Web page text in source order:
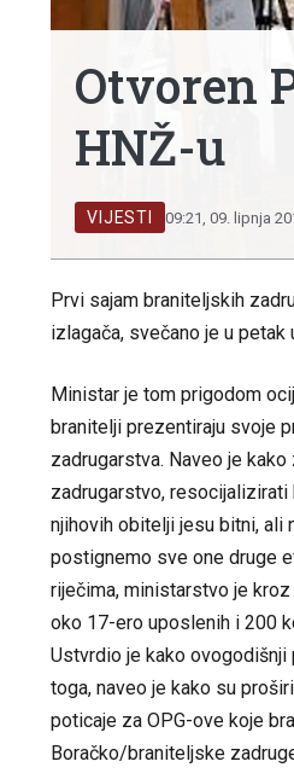
Otvoren
HNŽ-u
VIJESTI 09:21, 09. lipnja
Prvi sajam braniteljskih
izlagača, svečano je u
Ministar je tom prigodom
branitelji prezentiraju svoje
zadrugarstva. Naveo je
zadrugarstvo,
njihovih obitelji jesu bitni, ali
postignemo sve one druge
riječima, ministarstvo je
oko 17-ero uposlenih i 200
Ustvrdio je kako ovogodišnji
toga, naveo je kako su
poticaje za OPG-ove koje
Boračko/braniteljske